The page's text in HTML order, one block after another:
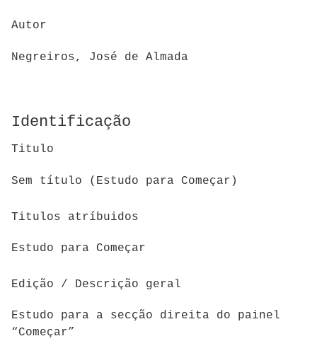
Autor
Negreiros, José de Almada
Identificação
Titulo
Sem título (Estudo para Começar)
Titulos atríbuidos
Estudo para Começar
Edição / Descrição geral
Estudo para a secção direita do painel
“Começar”